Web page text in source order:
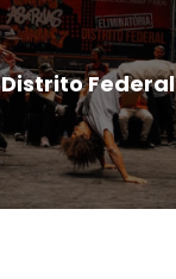
Distrito Federal